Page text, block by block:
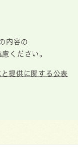
内容の
ください。
提供に関する公表